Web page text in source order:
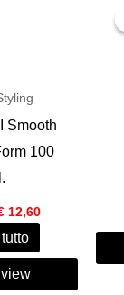
Smooth
100
17,90.
12,60
è: